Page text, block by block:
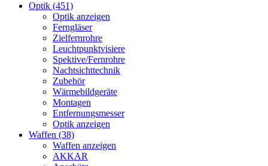
Optik (451)
Optik anzeigen
Ferngläser
Zielfernrohre
Leuchtpunktvisiere
Spektive/Fernrohre
Nachtsichttechnik
Zubehör
Wärmebildgeräte
Montagen
Entfernungsmesser
Optik anzeigen
Waffen (38)
Waffen anzeigen
AKKAR